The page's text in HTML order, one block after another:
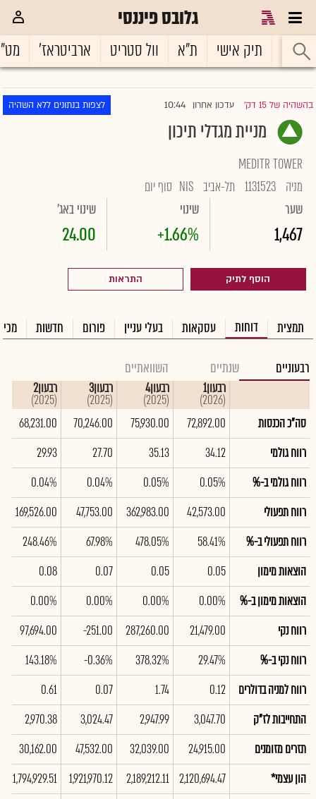
גלובס פיננסי
ראשי תיק אישי ת"א וול סטריט ארביטראז'
בהשהיה של 15 דק' |עדכון אחרון 10:44 לצפות בנתונים ללא השהיה
מניית מגדלי תיכון
MEDITR TOWER
מניה 1131523 תל-אביב NIS סוף יום
שער
1,467
שינוי
+1.66%
שינוי באג'
24.00
הוסף לתיק התראות
תמצית דוחות עסקאות בעלי עניין פורום חדשות
רבעוניים שנתיים השוואתיים
רבעון1
(2026)
רבעון4
(2025)
רבעון3
(2025)
רבעון2
(2025)
סה"כ הכנסות
72,892.00
75,930.00
70,246.00
68,231.00
רווח גולמי
34.12
35.13
27.70
29.93
רווח גולמי ב-%
0.05%
0.05%
0.04%
0.04%
רווח תפעולי
42,573.00
362,983.00
47,753.00
169,526.00
רווח תפעולי ב-%
58.41%
478.05%
67.98%
248.46%
הוצאות מימון
0.05
0.05
0.07
0.08
הוצאות מימון ב-%
0.00%
0.00%
0.00%
0.00%
רווח נקי
21,479.00
287,260.00
-251.00
97,694.00
רווח נקי ב-%
29.47%
378.32%
-0.36%
143.18%
רווח למניה בדולרים
0.12
1.74
0.07
0.61
התחייבות לז"ק
3,047.70
2,947.99
3,024.47
2,970.38
תזרים מזומנים
24,915.00
32,039.00
47,532.00
30,162.00
הון עצמי*
2,120,694.47
2,189,212.11
1,921,970.12
1,794,929.51